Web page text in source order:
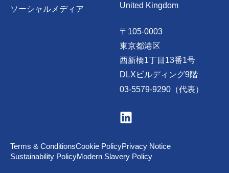
ソーシャルメディア
United Kingdom
〒105-0003
東京都港区
西新橋1丁目13番1号
DLXビルディング9階
03-5579-9290（代表）
V
i
t
u
Terms & ConditionsCookie PolicyPrivacy Notice
Sustainability PolicyModern Slavery Policy